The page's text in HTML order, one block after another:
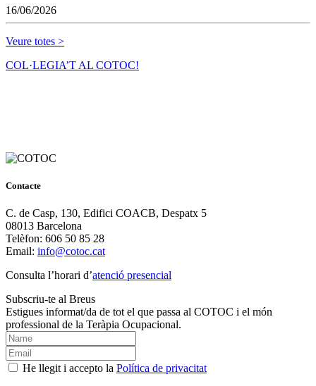
16/06/2026
Veure totes >
COL·LEGIA’T AL COTOC!
Contacte
C. de Casp, 130, Edifici COACB, Despatx 5
08013 Barcelona
Telèfon: 606 50 85 28
Email: info@cotoc.cat
Consulta l’horari d’atenció presencial
Subscriu-te al Breus
Estigues informat/da de tot el que passa al COTOC i el món
professional de la Teràpia Ocupacional.
He llegit i accepto la Política de privacitat